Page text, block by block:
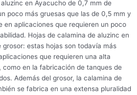
en Ayacucho de 0,7 mm de
poco más gruesas que las de 0,5 mm y
en aplicaciones que requieren un poco
Hojas de calamina de aluzinc en
grosor: estas hojas son todavía más
que requieren una alta
como en la fabricación de tanques de
Además del grosor, la calamina de
se fabrica en una extensa pluralidad